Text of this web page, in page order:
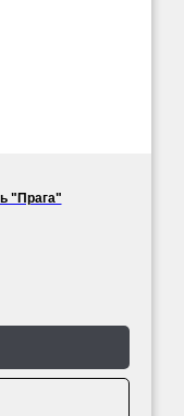
"Прага"